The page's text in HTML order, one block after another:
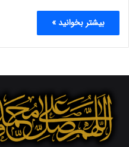
بیشتر بخوانید »